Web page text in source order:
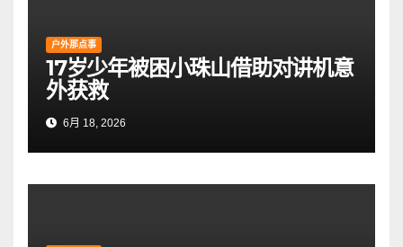
户外那点事
17岁少年被困小珠山借助对讲机意
外获救
6月 18, 2026